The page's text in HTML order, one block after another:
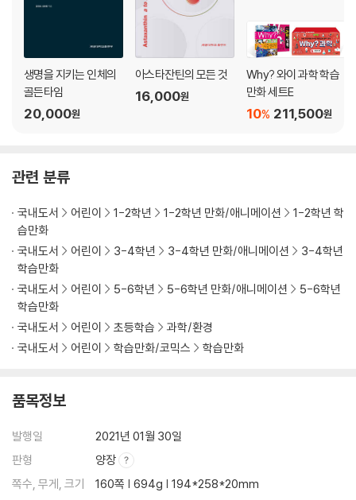
생명을 지키는 인체의
골든타임
20,000원
아스타잔틴의 모든 것
16,000원
Why? 와이 과학 학습
만화 세트E
211,500원
10%
관련 분류
국내도서 어린이 1-2학년 1-2학년 만화/애니메이션
1-2학년 학
습만화
국내도서
어린이 3-4학년 3-4학년 만화/애니메이션
3-4학년
학습만화
국내도서
어린이 5-6학년 5-6학년 만화/애니메이션
5-6학년
학습만화
국내도서
어린이 초등학습
과학/환경
국내도서
어린이 학습만화/코믹스 학습만화
품목정보
발행일
2021년 01월 30일
판형
양장
쪽수, 무게, 크기
160쪽 | 694g | 194*258*20mm